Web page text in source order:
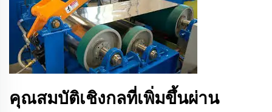
คุณสมบัติเชิงกลที่เพิ่มขึ้นผ่าน